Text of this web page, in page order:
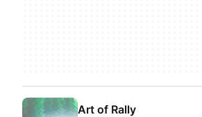
Art of Rally